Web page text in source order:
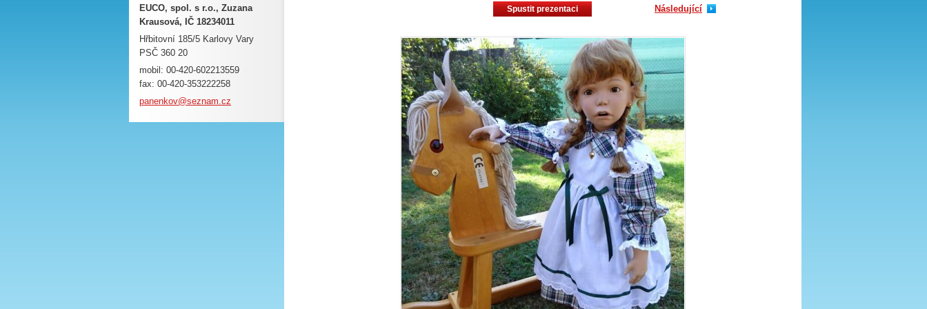
Spustit prezentaci Následující
EUCO, spol. s r.o., Zuzana
Krausová, IČ 18234011
Hřbitovní 185/5 Karlovy Vary
PSČ 360 20
mobil: 00-420-602213559
fax: 00-420-353222258
panenkov@seznam.cz